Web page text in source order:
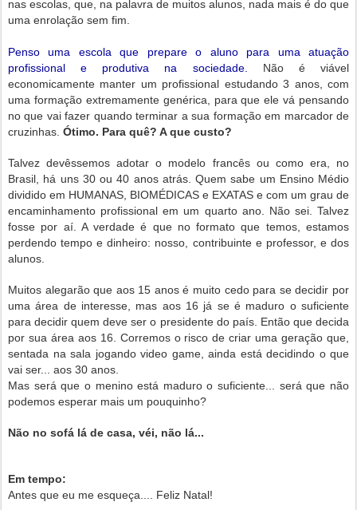
nas escolas, que, na palavra de muitos alunos, nada mais é do que
uma enrolação sem fim.
Penso uma escola que prepare o aluno para uma atuação
profissional e produtiva na sociedade. Não é viável
economicamente manter um profissional estudando 3 anos, com
uma formação extremamente genérica, para que ele vá pensando
no que vai fazer quando terminar a sua formação em marcador de
cruzinhas. Ótimo. Para quê? A que custo?
Talvez devêssemos adotar o modelo francês ou como era, no
Brasil, há uns 30 ou 40 anos atrás. Quem sabe um Ensino Médio
dividido em HUMANAS, BIOMÉDICAS e EXATAS e com um grau de
encaminhamento profissional em um quarto ano. Não sei. Talvez
fosse por aí. A verdade é que no formato que temos, estamos
perdendo tempo e dinheiro: nosso, contribuinte e professor, e dos
alunos.
Muitos alegarão que aos 15 anos é muito cedo para se decidir por
uma área de interesse, mas aos 16 já se é maduro o suficiente
para decidir quem deve ser o presidente do país. Então que decida
por sua área aos 16. Corremos o risco de criar uma geração que,
sentada na sala jogando video game, ainda está decidindo o que
vai ser... aos 30 anos.
Mas será que o menino está maduro o suficiente... será que não
podemos esperar mais um pouquinho?
Não no sofá lá de casa, véi, não lá...
Em tempo:
Antes que eu me esqueça.... Feliz Natal!